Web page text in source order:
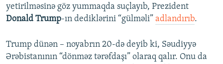
yetirilməsinə göz yummaqda suçlayıb, Prezident
Donald Trump-ın dediklərini “gülməli” adlandırıb.
Trump dünən – noyabrın 20-də deyib ki, Səudiyyə
Ərəbistanının “dönməz tərəfdaşı” olaraq qalır. Onu da